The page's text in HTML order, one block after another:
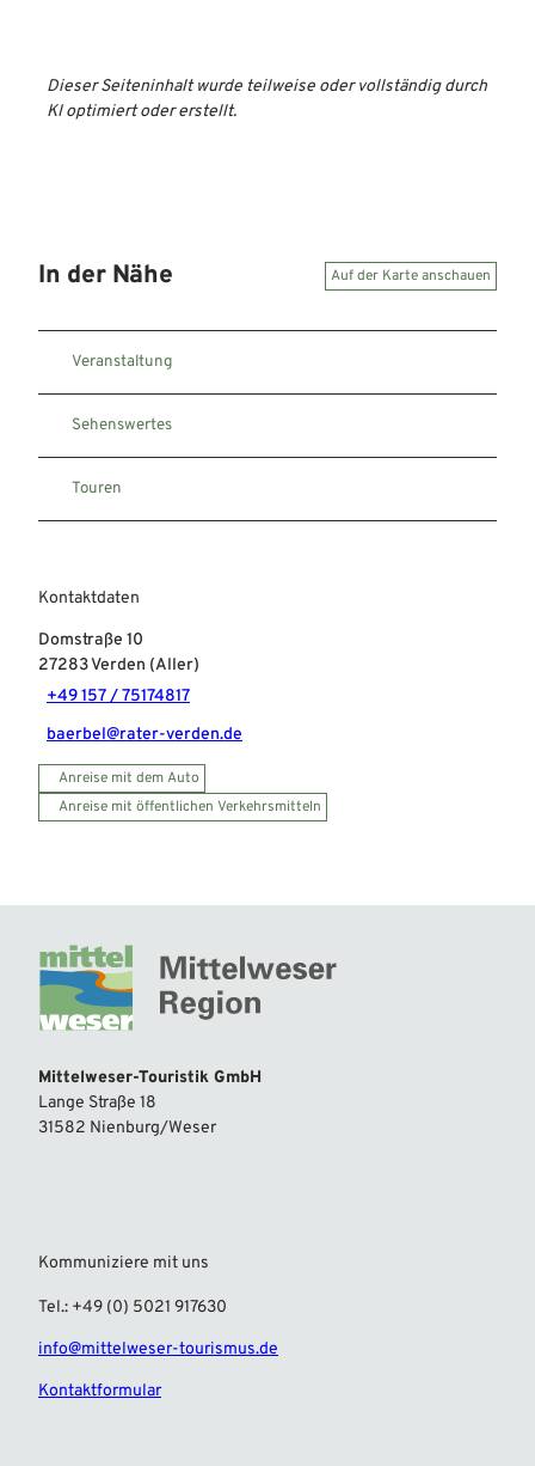
Dieser Seiteninhalt wurde teilweise oder vollständig durch
KI optimiert oder erstellt.
In der Nähe Auf der Karte anschauen
Veranstaltung
Sehenswertes
Touren
Kontaktdaten
Domstraße 10
27283Verden (Aller)
+49 157 / 75174817
baerbel@rater-verden.de
Anreise mit dem Auto
Anreise mit öffentlichen Verkehrsmitteln
Mittelweser-Touristik GmbH
Lange Straße 18
31582 Nienburg/Weser
Kommuniziere mit uns
Tel.: +49 (0) 5021 917630
info@mittelweser-tourismus.de
Kontaktformular